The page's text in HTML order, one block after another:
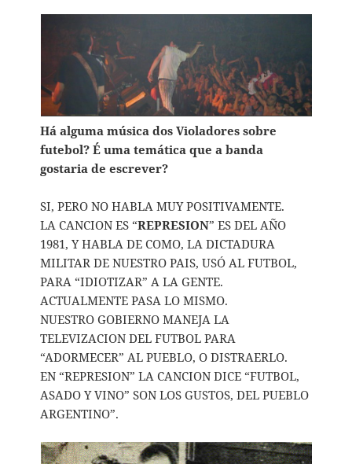
Há alguma música dos Violadores sobre
futebol? É uma temática que a banda
gostaria de escrever?
SI, PERO NO HABLA MUY POSITIVAMENTE.
LA CANCION ES “REPRESION” ES DEL AÑO
1981, Y HABLA DE COMO, LA DICTADURA
MILITAR DE NUESTRO PAIS, USÓ AL FUTBOL,
PARA “IDIOTIZAR” A LA GENTE.
ACTUALMENTE PASA LO MISMO.
NUESTRO GOBIERNO MANEJA LA
TELEVIZACION DEL FUTBOL PARA
“ADORMECER” AL PUEBLO, O DISTRAERLO.
EN “REPRESION” LA CANCION DICE “FUTBOL,
ASADO Y VINO” SON LOS GUSTOS, DEL PUEBLO
ARGENTINO”.